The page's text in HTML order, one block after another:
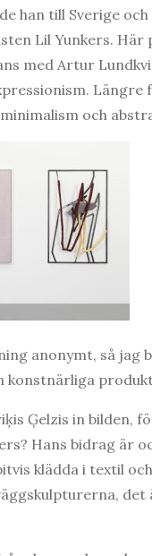
han till Sverige
Lil Yunkers. Här
med Artur
och
anonymt, så
konstnärliga
Ģelzis in bilden,
Hans bidrag är
klädda i textil
det